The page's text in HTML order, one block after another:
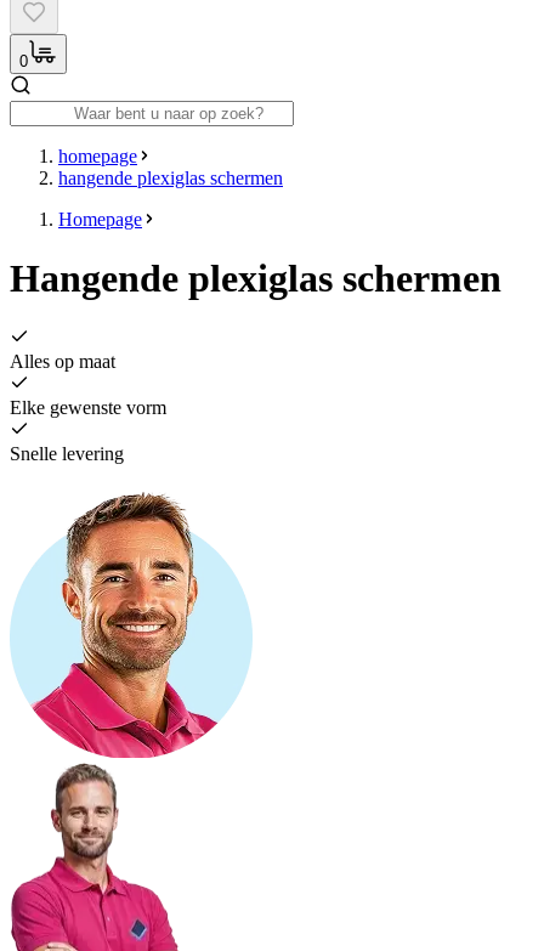
0
homepage
hangende plexiglas schermen
Homepage
Hangende plexiglas schermen
Alles op maat
Elke gewenste vorm
Snelle levering